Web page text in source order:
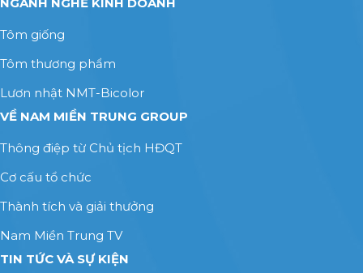
NGÀNH NGHỀ KINH DOANH
Tôm giống
Tôm thương phẩm
Lươn nhật NMT-Bicolor
VỀ NAM MIỀN TRUNG GROUP
Thông điệp từ Chủ tịch HĐQT
Cơ cấu tổ chức
Thành tích và giải thưởng
Nam Miền Trung TV
TIN TỨC VÀ SỰ KIỆN